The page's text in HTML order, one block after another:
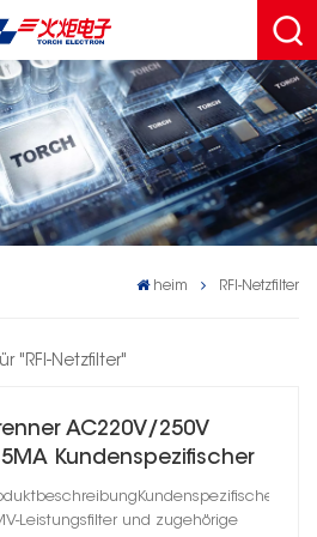
heim RFI-Netzfilter
"RFI-Netzfilter"
AC220V/250V
Kundenspezifischer
EMI-
Leistungsfilter und zugehörige